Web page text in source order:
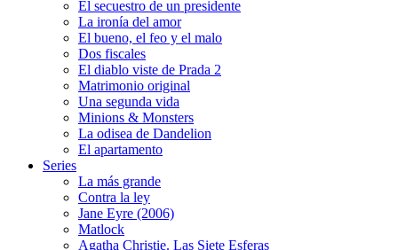
El secuestro de un presidente
La ironía del amor
El bueno, el feo y el malo
Dos fiscales
El diablo viste de Prada 2
Matrimonio original
Una segunda vida
Minions & Monsters
La odisea de Dandelion
El apartamento
Series
La más grande
Contra la ley
Jane Eyre (2006)
Matlock
Agatha Christie. Las Siete Esferas